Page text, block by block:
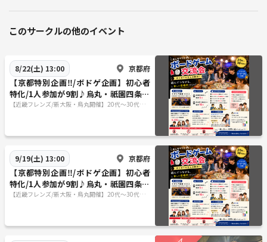
このサークルの他のイベント
8/22(土) 13:00 京都府
【京都特別企画‼️/ボドゲ企画】初心者
特化/1人参加が9割♪烏丸・祇園四条で
ボードゲーム企画/20代〜30代向け
【近畿フレンズ/新大阪・烏丸開催】20代〜30代向
9/19(土) 13:00 京都府
【京都特別企画‼️/ボドゲ企画】初心者
特化/1人参加が9割♪烏丸・祇園四条で
ボードゲーム企画/20代〜30代向け
【近畿フレンズ/新大阪・烏丸開催】20代〜30代向